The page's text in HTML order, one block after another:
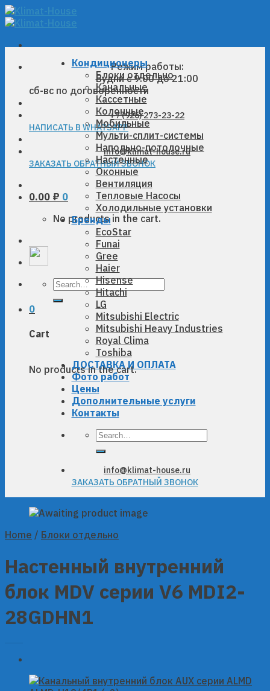
Skip
to
Режим работы:
Будни с 9:00 до 21:00
сб-вс по договоренности
+7 (926) 273-23-22
НАПИСАТЬ В WHATSAPP
info@klimat-house.ru
ЗАКАЗАТЬ ОБРАТНЫЙ ЗВОНОК
0.00 ₽ 0
No products in the cart.
Search
0
Cart
No products in the cart.
Кондиционеры
Блоки отдельно
Канальные
Кассетные
Колонные
Мобильные
Мульти-сплит-системы
Напольно-потолочные
Настенные
Оконные
Вентиляция
Тепловые Насосы
Холодильные установки
Бренды
EcoStar
Funai
Gree
Haier
Hisense
Hitachi
LG
Mitsubishi Electric
Mitsubishi Heavy Industries
Royal Clima
Toshiba
ДОСТАВКА И ОПЛАТА
Фото работ
Цены
Дополнительные услуги
Контакты
Search
info@klimat-house.ru
ЗАКАЗАТЬ ОБРАТНЫЙ ЗВОНОК
Home / Блоки отдельно
Настенный внутренний
блок MDV серии V6 MDI2-
28GDHN1